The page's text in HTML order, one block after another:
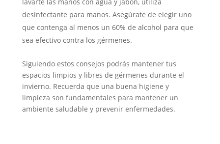
desinfectante para manos. Asegúrate de elegir uno
que contenga al menos un 60% de alcohol para que
sea efectivo contra los gérmenes.
Siguiendo estos consejos podrás mantener tus
espacios limpios y libres de gérmenes durante el
invierno. Recuerda que una buena higiene y
limpieza son fundamentales para mantener un
ambiente saludable y prevenir enfermedades.